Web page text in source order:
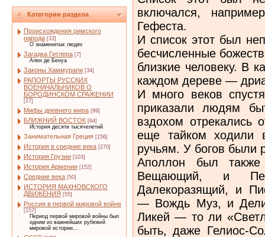
Категории раздела
Происхождения римского
народа [33]
О знаменитых людях
Загадка Гитлера [7]
Ален де Бенуа
Законы Хаммурапи [34]
РАПОРТЫ РУССКИХ
ВОЕНАЧАЛЬНИКОВ О
БОРОДИНСКОМ СРАЖЕНИИ
[27]
Мифы древнего мира [99]
БЛИЖНИЙ ВОСТОК [64]
История десяти тысячелетий
Занимательная Греция [156]
История в средние века [270]
История Грузии [103]
История Армении [152]
Средние века [50]
ИСТОРИЯ МАХНОВСКОГО
ДВИЖЕНИЯ [55]
Россия в первой мировой войне
[157]
Период первой мировой войны был
одним из важнейших рубежей
мировой истории...
включался,
Гефеста.
И список этот был
бесчисленные
близкие человеку. В
каждом дереве —
И много веков
приказали людям
вздохом отрекались
еще тайком ходили
ручьям. У богов были
Аполлон был
Вещающий, и
Далекоразящий, и
— Вождь Муз, и
Ликей — то ли
быть, даже Гелиос-